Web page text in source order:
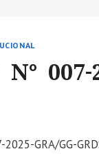
N°
GRA/GG-